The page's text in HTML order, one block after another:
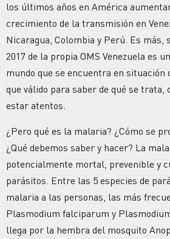
los últimos años en América
crecimiento de la transmisión en
Nicaragua, Colombia y Perú. Es más,
2017 de la propia OMS Venezuela es
mundo que se encuentra en situación
que válido para saber de qué se trata,
estar atentos.
¿Pero qué es la malaria? ¿Cómo se
¿Qué debemos saber y hacer? La
potencialmente mortal, prevenible y
parásitos. Entre las 5 especies de
malaria a las personas, las más
Plasmodium falciparum y
llega por la hembra del mosquito